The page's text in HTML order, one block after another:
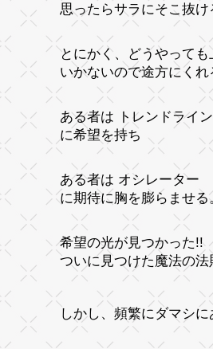
思ったらサラにそこ抜け
とにかく、どうやっても
いかないので途方にくれ
ある者は トレンドライン
に希望を持ち
ある者は オシレーター
に期待に胸を膨らませる
希望の光が見つかった!!
ついに見つけた魔法の法
しかし、頻繁にダマシに